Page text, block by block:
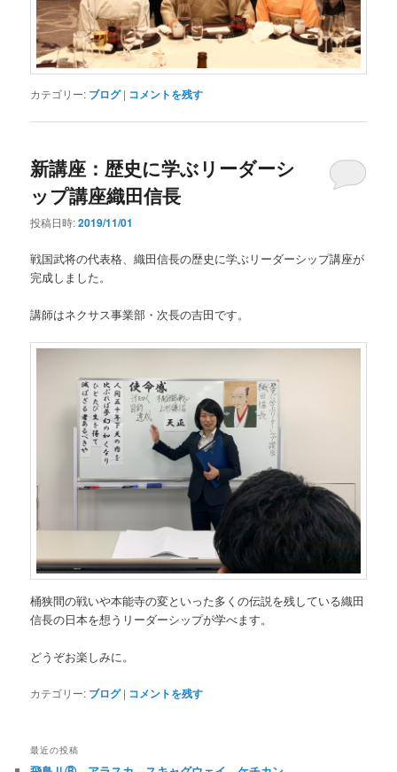
カテゴリー: ブログ | コメントを残す
新講座：歴史に学ぶリーダーシ
ップ講座織田信長
投稿日時:2019/11/01
戦国武将の代表格、織田信長の歴史に学ぶリーダーシップ講座が
完成しました。
講師はネクサス事業部・次長の吉田です。
桶狭間の戦いや本能寺の変といった多くの伝説を残している織田
信長の日本を想うリーダーシップが学べます。
どうぞお楽しみに。
カテゴリー: ブログ | コメントを残す
最近の投稿